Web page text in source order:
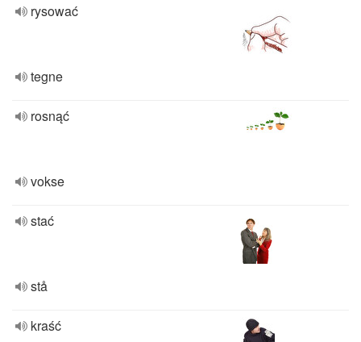
rysować
tegne
rosnąć
vokse
stać
stå
kraść